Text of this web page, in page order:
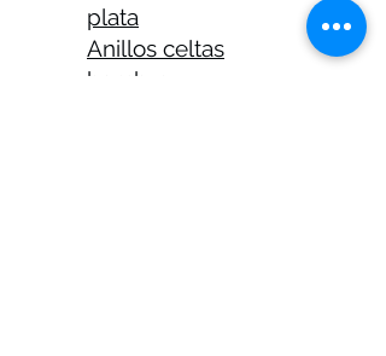
plata
Anillos celtas
hombre